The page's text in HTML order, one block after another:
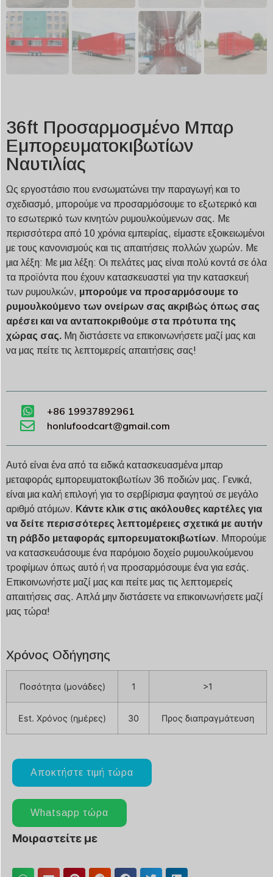
36ft Προσαρμοσμένο Μπαρ
Εμπορευματοκιβωτίων
Ναυτιλίας
Ως εργοστάσιο που ενσωματώνει την παραγωγή και το
σχεδιασμό, μπορούμε να προσαρμόσουμε το εξωτερικό και
το εσωτερικό των κινητών ρυμουλκούμενων σας. Με
περισσότερα από 10 χρόνια εμπειρίας, είμαστε εξοικειωμένοι
με τους κανονισμούς και τις απαιτήσεις πολλών χωρών. Με
μια λέξη: Με μια λέξη: Οι πελάτες μας είναι πολύ κοντά σε όλα
τα προϊόντα που έχουν κατασκευαστεί για την κατασκευή
των ρυμουλκών, μπορούμε να προσαρμόσουμε το
ρυμουλκούμενο των ονείρων σας ακριβώς όπως σας
αρέσει και να ανταποκριθούμε στα πρότυπα της
χώρας σας. Μη διστάσετε να επικοινωνήσετε μαζί μας και
να μας πείτε τις λεπτομερείς απαιτήσεις σας!
+86 19937892961
honlufoodcart@gmail.com
Αυτό είναι ένα από τα ειδικά κατασκευασμένα μπαρ
μεταφοράς εμπορευματοκιβωτίων 36 ποδιών μας. Γενικά,
είναι μια καλή επιλογή για το σερβίρισμα φαγητού σε μεγάλο
αριθμό ατόμων. Κάντε κλικ στις ακόλουθες καρτέλες για
να δείτε περισσότερες λεπτομέρειες σχετικά με αυτήν
τη ράβδο μεταφοράς εμπορευματοκιβωτίων. Μπορούμε
να κατασκευάσουμε ένα παρόμοιο δοχείο ρυμουλκούμενου
τροφίμων όπως αυτό ή να προσαρμόσουμε ένα για εσάς.
Επικοινωνήστε μαζί μας και πείτε μας τις λεπτομερείς
απαιτήσεις σας. Απλά μην διστάσετε να επικοινωνήσετε μαζί
μας τώρα!
Χρόνος Οδήγησης
Ποσότητα (μονάδες) 1 >1
Est. Χρόνος (ημέρες) 30 Προς διαπραγμάτευση
Αποκτήστε τιμή τώρα
Whatsapp τώρα
Μοιραστείτε με